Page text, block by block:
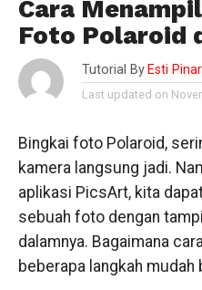
Cara
Foto Polaroid
Tutorial By Esti
Last updated on
Bingkai foto Polaroid,
kamera langsung jadi.
aplikasi PicsArt, kita
sebuah foto dengan
dalamnya. Bagaimana
beberapa langkah mudah